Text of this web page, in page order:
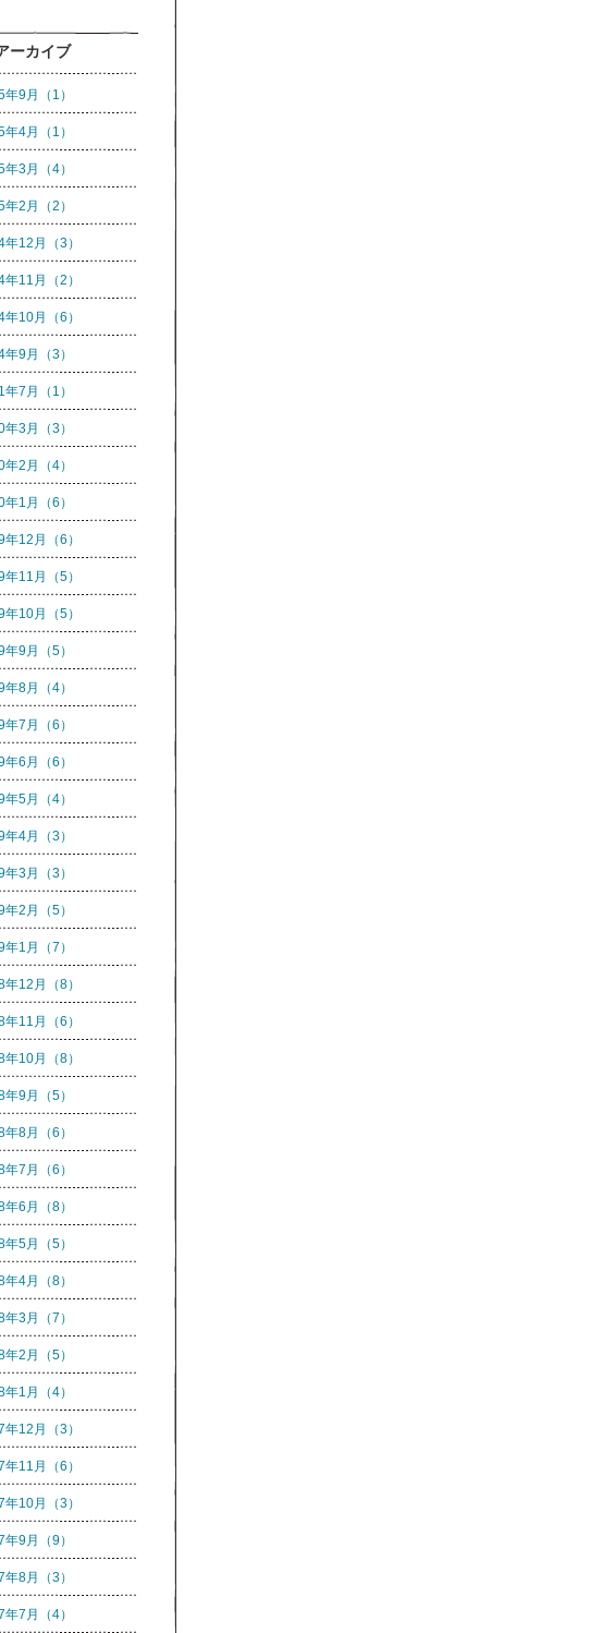
ーカイブ
9月（1）
4月（1）
3月（4）
2月（2）
12月（3）
11月（2）
10月（6）
9月（3）
7月（1）
3月（3）
2月（4）
1月（6）
12月（6）
11月（5）
10月（5）
9月（5）
8月（4）
7月（6）
6月（6）
5月（4）
4月（3）
3月（3）
2月（5）
1月（7）
12月（8）
11月（6）
10月（8）
9月（5）
8月（6）
7月（6）
6月（8）
5月（5）
4月（8）
3月（7）
2月（5）
1月（4）
12月（3）
11月（6）
10月（3）
9月（9）
8月（3）
7月（4）